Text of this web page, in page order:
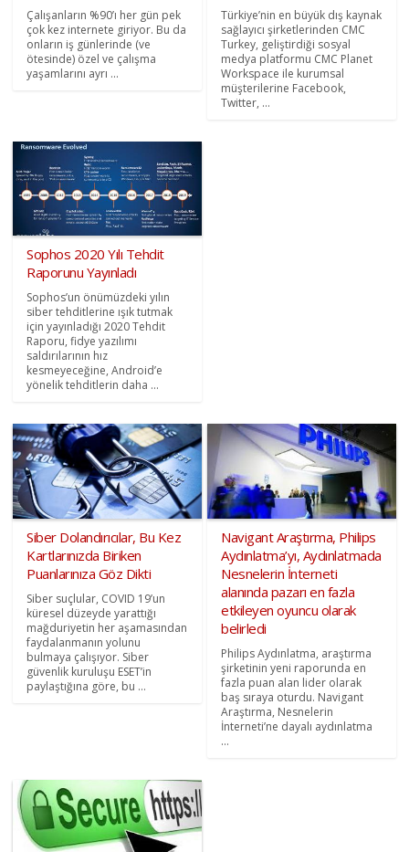
Çalışanların %90’ı her gün pek
çok kez internete giriyor. Bu da
onların iş günlerinde (ve
ötesinde) özel ve çalışma
yaşamlarını ayrı ...
Türkiye’nin en büyük dış kaynak
sağlayıcı şirketlerinden CMC
Turkey, geliştirdiği sosyal
medya platformu CMC Planet
Workspace ile kurumsal
müşterilerine Facebook,
Twitter, ...
Sophos 2020 Yılı Tehdit
Raporunu Yayınladı
Sophos’un önümüzdeki yılın
siber tehditlerine ışık tutmak
için yayınladığı 2020 Tehdit
Raporu, fidye yazılımı
saldırılarının hız
kesmeyeceğine, Android’e
yönelik tehditlerin daha ...
Siber Dolandırıcılar, Bu Kez
Kartlarınızda Biriken
Puanlarınıza Göz Dikti
Siber suçlular, COVID 19’un
küresel düzeyde yarattığı
mağduriyetin her aşamasından
faydalanmanın yolunu
bulmaya çalışıyor. Siber
güvenlik kuruluşu ESET’in
paylaştığına göre, bu ...
Navigant Araştırma, Philips
Aydınlatma’yı, Aydınlatmada
Nesnelerin İnterneti
alanında pazarı en fazla
etkileyen oyuncu olarak
belirledi
Philips Aydınlatma, araştırma
şirketinin yeni raporunda en
fazla puan alan lider olarak
baş sıraya oturdu. Navigant
Araştırma, Nesnelerin
İnterneti’ne dayalı aydınlatma
...